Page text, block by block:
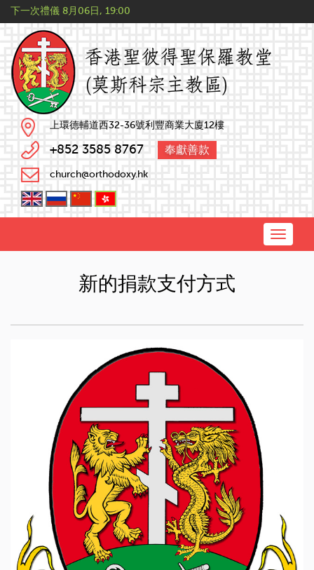
下一次禮儀 8月06日, 19:00
上環德輔道西32-36號利豐商業大廈12樓
+852 3585 8767 奉獻善款
church@orthodoxy.hk
Toggle
新的捐款支付方式